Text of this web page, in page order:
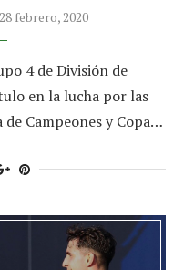
28 febrero, 2020
4 de División de
en la lucha por las
de Campeones y Copa…